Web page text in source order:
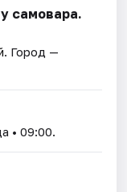
самовара.
. Город —
• 09:00.